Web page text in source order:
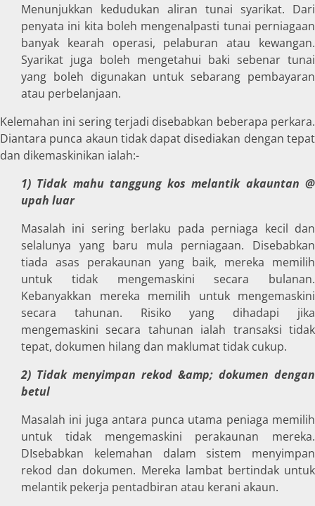
Menunjukkan kedudukan aliran tunai syarikat. Dari
penyata ini kita boleh mengenalpasti tunai perniagaan
banyak kearah operasi, pelaburan atau kewangan.
Syarikat juga boleh mengetahui baki sebenar tunai
yang boleh digunakan untuk sebarang pembayaran
atau perbelanjaan.
Kelemahan ini sering terjadi disebabkan beberapa perkara.
Diantara punca akaun tidak dapat disediakan dengan tepat
dan dikemaskinikan ialah:-
1) Tidak mahu tanggung kos melantik akauntan @
upah luar
Masalah ini sering berlaku pada perniaga kecil dan
selalunya yang baru mula perniagaan. Disebabkan
tiada asas perakaunan yang baik, mereka memilih
untuk tidak mengemaskini secara bulanan.
Kebanyakkan mereka memilih untuk mengemaskini
secara tahunan. Risiko yang dihadapi jika
mengemaskini secara tahunan ialah transaksi tidak
tepat, dokumen hilang dan maklumat tidak cukup.
2) Tidak menyimpan rekod &amp; dokumen dengan
betul
Masalah ini juga antara punca utama peniaga memilih
untuk tidak mengemaskini perakaunan mereka.
DIsebabkan kelemahan dalam sistem menyimpan
rekod dan dokumen. Mereka lambat bertindak untuk
melantik pekerja pentadbiran atau kerani akaun.